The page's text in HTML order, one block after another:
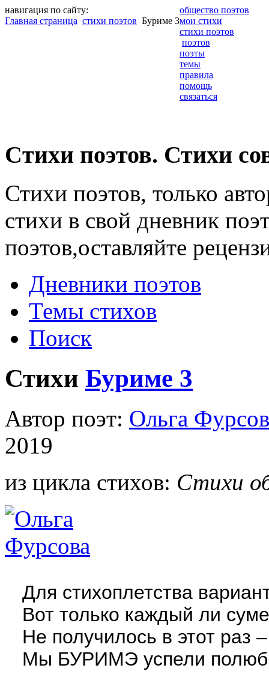
навигация по сайту:
Главная страница стихи поэтов Буриме 3
общество поэтов
мои стихи
стихи поэтов
поэтов
поэты
темы
правила
помощь
связаться
Cтихи поэтов. Стихи
Стихи поэтов, только
стихи в свой дневник
поэтов,оставляйте
Дневники поэтов
Темы стихов
Поиск
Стихи Буриме 3
Автор поэт: Ольга
2019
из цикла стихов: Стихи
Для стихоплетства
Вот только каждый ли
Не получилось в этот раз
Мы БУРИМЭ успели